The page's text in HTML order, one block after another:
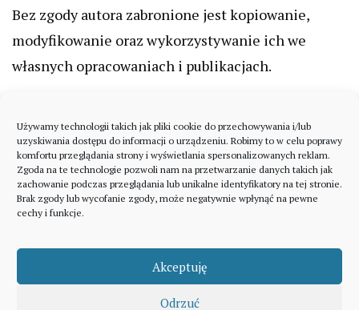
Używamy technologii takich jak pliki cookie do przechowywania i/lub
uzyskiwania dostępu do informacji o urządzeniu. Robimy to w celu poprawy
komfortu przeglądania strony i wyświetlania spersonalizowanych reklam.
Zgoda na te technologie pozwoli nam na przetwarzanie danych takich jak
zachowanie podczas przeglądania lub unikalne identyfikatory na tej stronie.
Brak zgody lub wycofanie zgody, może negatywnie wpłynąć na pewne
cechy i funkcje.
Akceptuję
Odrzuć
Bez zgody autora zabronione jest kopiowanie,
modyfikowanie oraz wykorzystywanie ich we
własnych opracowaniach i publikacjach.